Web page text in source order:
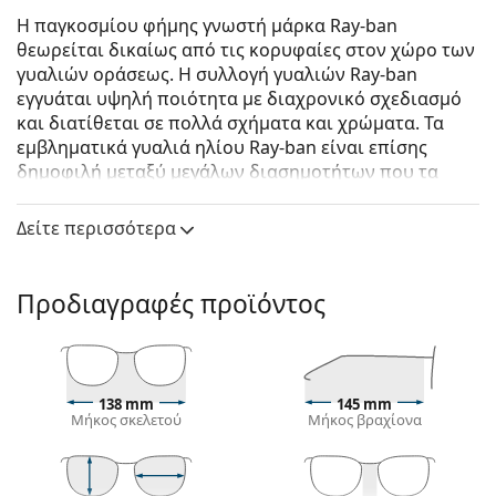
Η παγκοσμίου φήμης γνωστή μάρκα Ray-ban
θεωρείται δικαίως από τις κορυφαίες στον χώρο των
γυαλιών οράσεως. Η συλλογή γυαλιών Ray-ban
εγγυάται υψηλή ποιότητα με διαχρονικό σχεδιασμό
και διατίθεται σε πολλά σχήματα και χρώματα. Τα
εμβληματικά γυαλιά ηλίου Ray-ban είναι επίσης
δημοφιλή μεταξύ μεγάλων διασημοτήτων που τα
Ray-Ban Boyfriend RB4147 601/32
Δείτε πώς φαίνονται πάνω σας αυτά τα γυαλιά ηλίου
με τη λειτουργία του Εικονικού καθρέφτη του
Lentiamo.
Σκελετός γυαλιών ηλίου
Το μαύρο χρώμα του σκελετού ταιριάζει απόλυτα
ξανθά, ανοιχτά καφέ ή μαύρα μαλλιά.
Οι τετράγωνοι σκελετοί γυαλιών ηλίου είναι
Δείτε περισσότερα
Προδιαγραφές προϊόντος
138 mm
Μήκος σκελετού
145 mm
Μήκος βραχίονα